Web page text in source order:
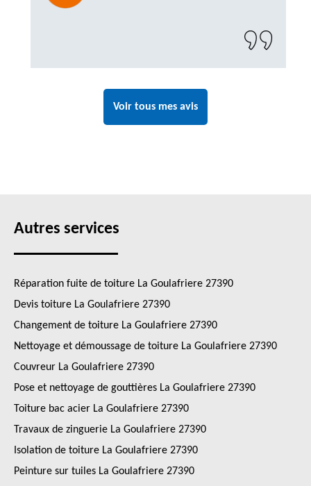
Un artisan de confiance que je n’hésiterai pas
Voir tous mes avis
Autres services
Réparation fuite de toiture La Goulafriere 27390
Devis toiture La Goulafriere 27390
Changement de toiture La Goulafriere 27390
Nettoyage et démoussage de toiture La Goulafriere 27390
Couvreur La Goulafriere 27390
Pose et nettoyage de gouttières La Goulafriere 27390
Toiture bac acier La Goulafriere 27390
Travaux de zinguerie La Goulafriere 27390
Isolation de toiture La Goulafriere 27390
Peinture sur tuiles La Goulafriere 27390